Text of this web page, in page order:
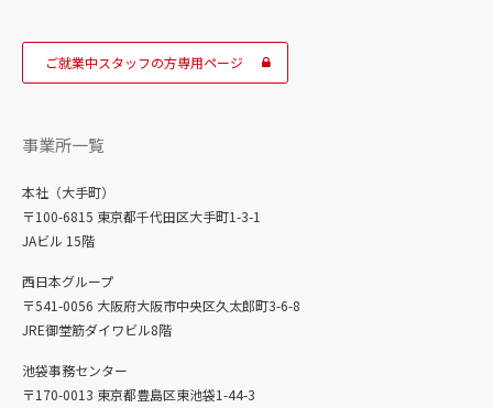
ご就業中スタッフの方専用ページ
事業所一覧
本社（大手町）
〒100-6815 東京都千代田区大手町1-3-1
JAビル 15階
西日本グループ
〒541-0056 大阪府大阪市中央区久太郎町3-6-8
JRE御堂筋ダイワビル8階
池袋事務センター
〒170-0013 東京都豊島区東池袋1-44-3